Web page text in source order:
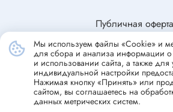
© Эскор,
Согласие на обработку
Политика
Публичная оферта
Мы используем файлы «Cookie» и
для сбора и анализа информации о
и использовании сайта, а также
индивидуальной настройки
Нажимая кнопку «Принять» или
сайтом, вы соглашаетесь на
данных метрических систем.